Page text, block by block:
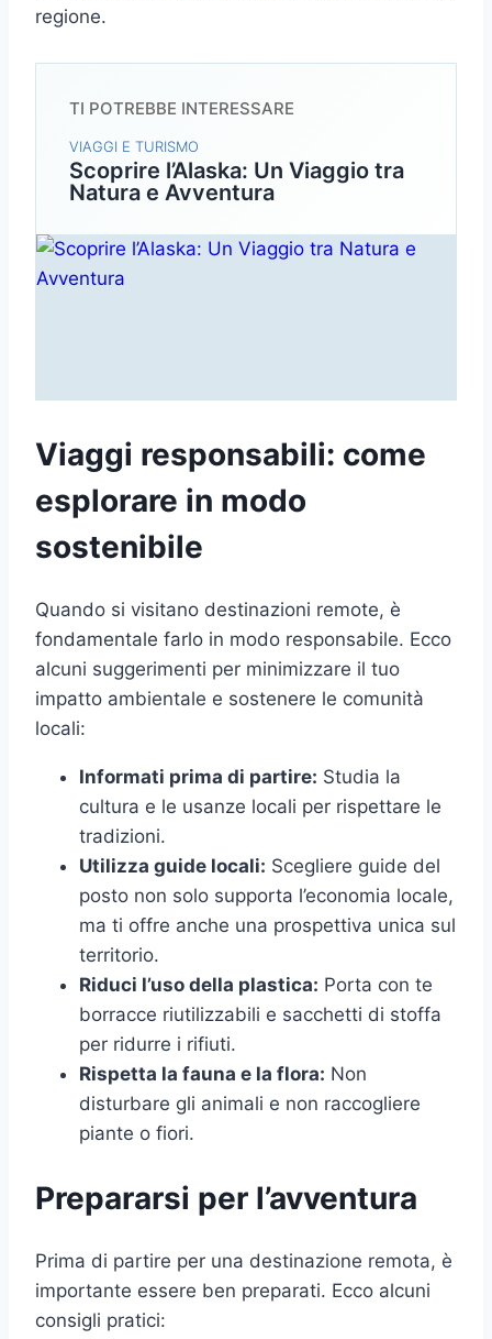
regione.
TI POTREBBE INTERESSARE
VIAGGI E TURISMO
Scoprire l’Alaska: Un Viaggio tra
Natura e Avventura
Viaggi responsabili: come
esplorare in modo
sostenibile
Quando si visitano destinazioni remote, è
fondamentale farlo in modo responsabile. Ecco
alcuni suggerimenti per minimizzare il tuo
impatto ambientale e sostenere le comunità
locali:
Informati prima di partire: Studia la
cultura e le usanze locali per rispettare le
tradizioni.
Utilizza guide locali: Scegliere guide del
posto non solo supporta l’economia locale,
ma ti offre anche una prospettiva unica sul
territorio.
Riduci l’uso della plastica: Porta con te
borracce riutilizzabili e sacchetti di stoffa
per ridurre i rifiuti.
Rispetta la fauna e la flora: Non
disturbare gli animali e non raccogliere
piante o fiori.
Prepararsi per l’avventura
Prima di partire per una destinazione remota, è
importante essere ben preparati. Ecco alcuni
consigli pratici: